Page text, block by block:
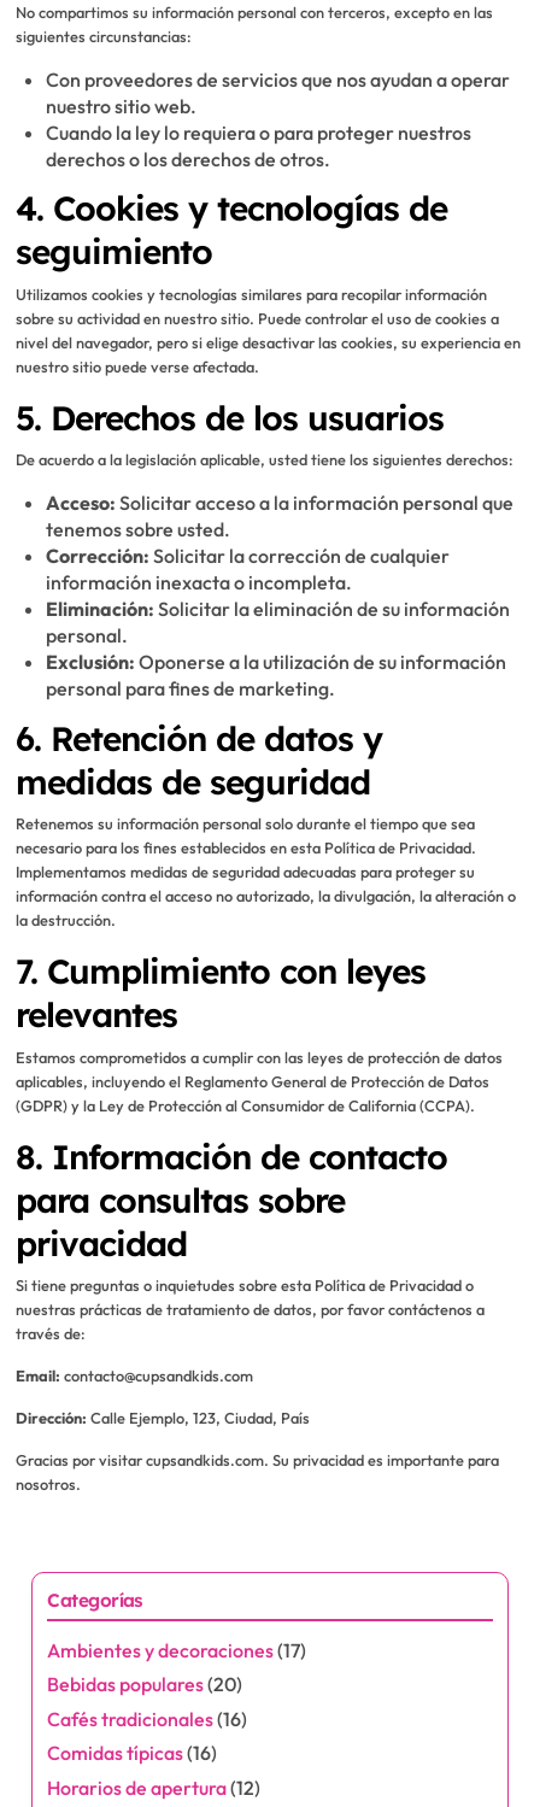
No compartimos su información personal con terceros, excepto en las
siguientes circunstancias:
Con proveedores de servicios que nos ayudan a operar
nuestro sitio web.
Cuando la ley lo requiera o para proteger nuestros
derechos o los derechos de otros.
4. Cookies y tecnologías de
seguimiento
Utilizamos cookies y tecnologías similares para recopilar información
sobre su actividad en nuestro sitio. Puede controlar el uso de cookies a
nivel del navegador, pero si elige desactivar las cookies, su experiencia en
nuestro sitio puede verse afectada.
5. Derechos de los usuarios
De acuerdo a la legislación aplicable, usted tiene los siguientes derechos:
Acceso: Solicitar acceso a la información personal que
tenemos sobre usted.
Corrección: Solicitar la corrección de cualquier
información inexacta o incompleta.
Eliminación: Solicitar la eliminación de su información
personal.
Exclusión: Oponerse a la utilización de su información
personal para fines de marketing.
6. Retención de datos y
medidas de seguridad
Retenemos su información personal solo durante el tiempo que sea
necesario para los fines establecidos en esta Política de Privacidad.
Implementamos medidas de seguridad adecuadas para proteger su
información contra el acceso no autorizado, la divulgación, la alteración o
la destrucción.
7. Cumplimiento con leyes
relevantes
Estamos comprometidos a cumplir con las leyes de protección de datos
aplicables, incluyendo el Reglamento General de Protección de Datos
(GDPR) y la Ley de Protección al Consumidor de California (CCPA).
8. Información de contacto
para consultas sobre
privacidad
Si tiene preguntas o inquietudes sobre esta Política de Privacidad o
nuestras prácticas de tratamiento de datos, por favor contáctenos a
través de:
Email: contacto@cupsandkids.com
Dirección: Calle Ejemplo, 123, Ciudad, País
Gracias por visitar cupsandkids.com. Su privacidad es importante para
nosotros.
Categorías
Ambientes y decoraciones(17)
Bebidas populares(20)
Cafés tradicionales(16)
Comidas típicas(16)
Horarios de apertura(12)